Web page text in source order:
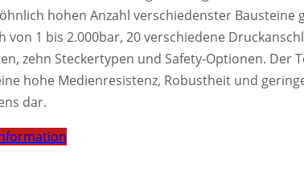
hohen Anzahl verschiedenster Bausteine
von 1 bis 2.000bar, 20 verschiedene
zehn Steckertypen und Safety-Optionen. Der
hohe Medienresistenz, Robustheit und
dar.